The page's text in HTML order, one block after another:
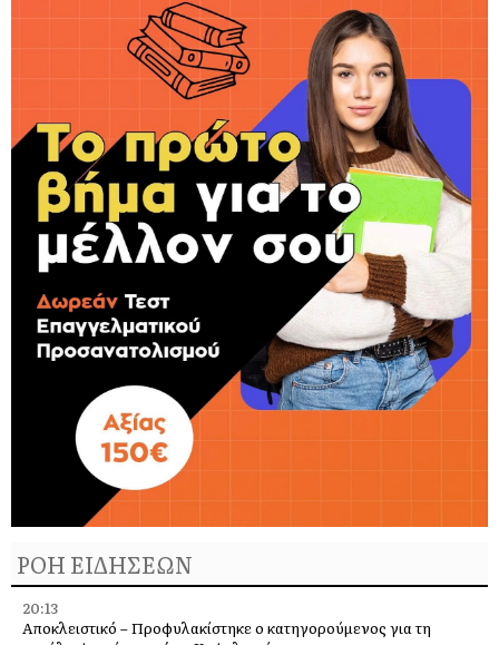
ΡΟΗ ΕΙΔΗΣΕΩΝ
20:13
Αποκλειστικό – Προφυλακίστηκε ο κατηγορούμενος για τη